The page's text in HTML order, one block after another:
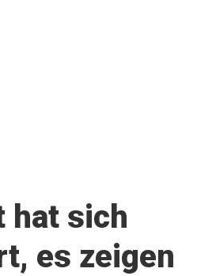
hat sich
es zeigen